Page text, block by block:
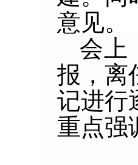
意见。
会上
报，离
记进行
重点强